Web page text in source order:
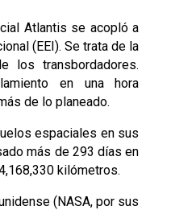
Atlantis se acopló a
(EEI). Se trata de la
los transbordadores.
en una hora
de lo planeado.
espaciales en sus
más de 293 días en
kilómetros.
(NASA, por sus